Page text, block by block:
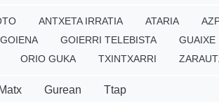
ANTXETA IRRATIA ATARIA
GOIENA GOIERRI TELEBISTA
GUAIXE
ORIO GUKA TXINTXARRI
Matx Gurean Ttap